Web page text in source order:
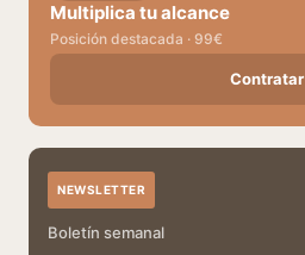
Multiplica tu alcance
Posición destacada · 99€
Contratar
NEWSLETTER
Boletín semanal